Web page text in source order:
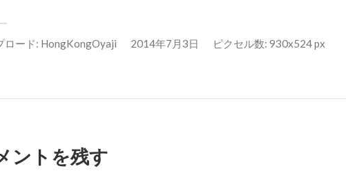
ロード: HongKongOyaji 2014年7月3日 ピクセル数: 930x524 px
ントを残す